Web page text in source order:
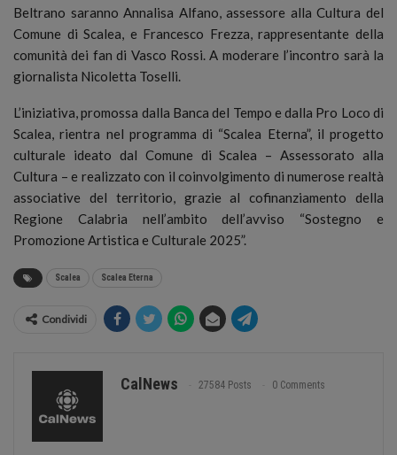
Beltrano saranno Annalisa Alfano, assessore alla Cultura del
Comune di Scalea, e Francesco Frezza, rappresentante della
comunità dei fan di Vasco Rossi. A moderare l’incontro sarà la
giornalista Nicoletta Toselli.
L’iniziativa, promossa dalla Banca del Tempo e dalla Pro Loco di
Scalea, rientra nel programma di “Scalea Eterna”, il progetto
culturale ideato dal Comune di Scalea – Assessorato alla
Cultura – e realizzato con il coinvolgimento di numerose realtà
associative del territorio, grazie al cofinanziamento della
Regione Calabria nell’ambito dell’avviso “Sostegno e
Promozione Artistica e Culturale 2025”.
Scalea Scalea Eterna
Condividi
CalNews 27584 Posts 0 Comments